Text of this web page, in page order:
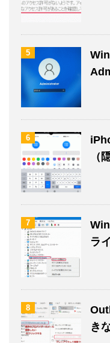
5
6
（
7
ラ
8
き